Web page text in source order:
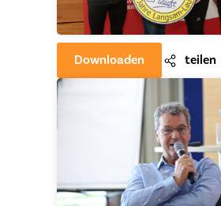
Downloaden teilen